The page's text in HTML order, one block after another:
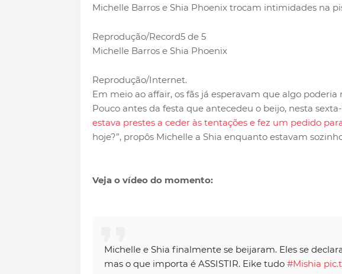
Michelle Barros e Shia Phoenix trocam intimidades na
Reprodução/Record5 de 5
Michelle Barros e Shia Phoenix
Reprodução/Internet.
Em meio ao affair, os fãs já esperavam que algo
Pouco antes da festa que antecedeu o beijo, nesta
estava prestes a ceder às tentações e fez um pedido
hoje?”, propôs Michelle a Shia enquanto estavam
Veja o vídeo do momento:
Michelle e Shia finalmente se beijaram. Eles se
mas o que importa é ASSISTIR. Eike tudo #Mishia